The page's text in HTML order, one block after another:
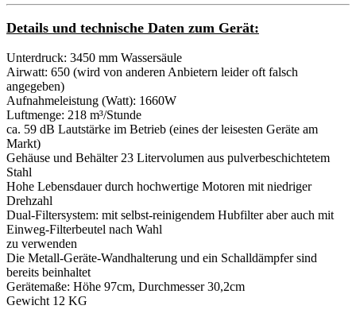
Details und technische Daten zum Gerät:
Unterdruck: 3450 mm Wassersäule
Airwatt: 650 (wird von anderen Anbietern leider oft falsch
angegeben)
Aufnahmeleistung (Watt): 1660W
Luftmenge: 218 m³/Stunde
ca. 59 dB Lautstärke im Betrieb (eines der leisesten Geräte am
Markt)
Gehäuse und Behälter 23 Litervolumen aus pulverbeschichtetem
Stahl
Hohe Lebensdauer durch hochwertige Motoren mit niedriger
Drehzahl
Dual-Filtersystem: mit selbst-reinigendem Hubfilter aber auch mit
Einweg-Filterbeutel nach Wahl
zu verwenden
Die Metall-Geräte-Wandhalterung und ein Schalldämpfer sind
bereits beinhaltet
Gerätemaße: Höhe 97cm, Durchmesser 30,2cm
Gewicht 12 KG